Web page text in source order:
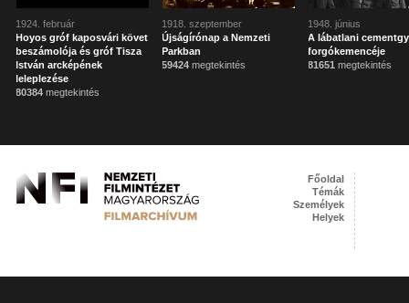
1924. február
Hoyos gróf kaposvári követ
beszámolója és gróf Tisza
István arcképének
leleplezése
80384 megtekintés
1918. szeptember
Újságírónap a Nemzeti
Parkban
59424 megtekintés
1948. június
A lábatlani
forgókemencéje
81651 megtekintés
Főoldal
Témák
Személyek
Helyek